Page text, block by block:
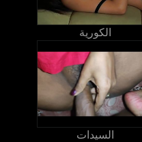
الكورية
السيدات